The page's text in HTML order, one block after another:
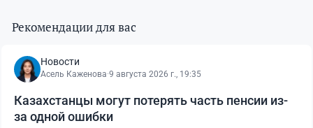
Рекомендации для вас
Новости
Асель Каженова·9 августа 2026 г., 19:35
Казахстанцы могут потерять часть пенсии из-
за одной ошибки